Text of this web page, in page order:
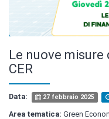
Le nuove
CER
Data: 27 febbraio 2025
Area tematica: Green